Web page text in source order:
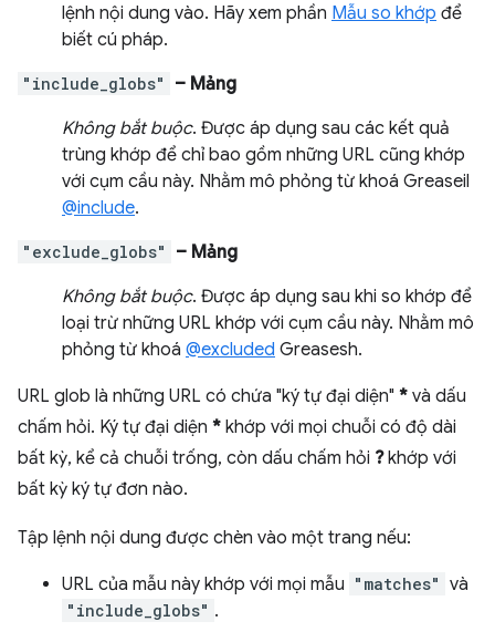
lệnh nội dung vào. Hãy xem phần Mẫu so khớp để
biết cú pháp.
"include_globs"
– Mảng
Không bắt buộc. Được áp dụng sau các kết quả
trùng khớp để chỉ bao gồm những URL cũng khớp
với cụm cầu này. Nhằm mô phỏng từ khoá Greaseil
@include.
"exclude_globs"
– Mảng
Không bắt buộc. Được áp dụng sau khi so khớp để
loại trừ những URL khớp với cụm cầu này. Nhằm mô
phỏng từ khoá @excluded Greasesh.
URL glob là những URL có chứa "ký tự đại diện" * và dấu
chấm hỏi. Ký tự đại diện * khớp với mọi chuỗi có độ dài
bất kỳ, kể cả chuỗi trống, còn dấu chấm hỏi ?khớp với
bất kỳ ký tự đơn nào.
Tập lệnh nội dung được chèn vào một trang nếu:
URL của mẫu này khớp với mọi mẫu "matches" và
"include_globs" .